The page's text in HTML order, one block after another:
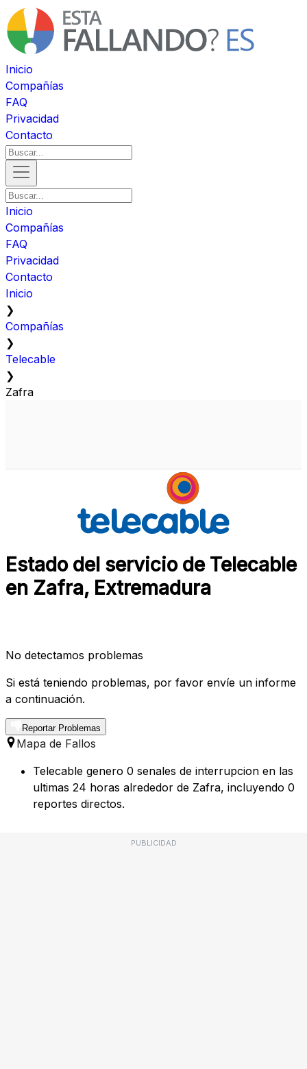
Inicio
Compañías
FAQ
Privacidad
Contacto
Inicio
Compañías
FAQ
Privacidad
Contacto
Inicio
❯
Compañías
❯
Telecable
❯
Zafra
Estado del servicio de Telecable
en Zafra, Extremadura
No detectamos problemas
Si está teniendo problemas, por favor envíe un informe
a continuación.
Reportar Problemas
Mapa de Fallos
Telecable genero 0 senales de interrupcion en las
ultimas 24 horas alrededor de Zafra, incluyendo 0
reportes directos.
PUBLICIDAD